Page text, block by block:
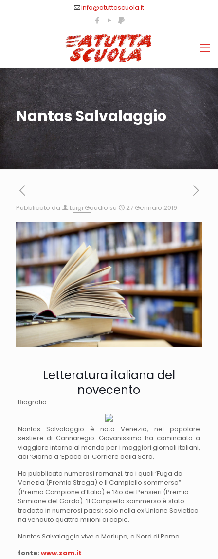
info@atuttascuola.it
Nantas Salvalaggio
Pubblicato da Luigi Gaudio su 27 Gennaio 2019
Letteratura italiana del
novecento
Biografia
Nantas Salvalaggio è nato Venezia, nel popolare
sestiere di Cannaregio. Giovanissimo ha cominciato a
viaggiare intorno al mondo per i maggiori giornali italiani,
dal ‘Giorno a ‘Epoca al ‘Corriere della Sera.
Ha pubblicato numerosi romanzi, tra i quali ‘Fuga da
Venezia (Premio Strega) e Il Campiello sommerso”
(Premio Campione d’Italia) e ‘Rio dei Pensieri (Premio
Sirmione del Garda). ‘Il Campiello sommerso è stato
tradotto in numerosi paesi: solo nella ex Unione Sovietica
ha venduto quattro milioni di copie.
Nantas Salvalaggio vive a Morlupo, a Nord di Roma.
fonte: www.zam.it